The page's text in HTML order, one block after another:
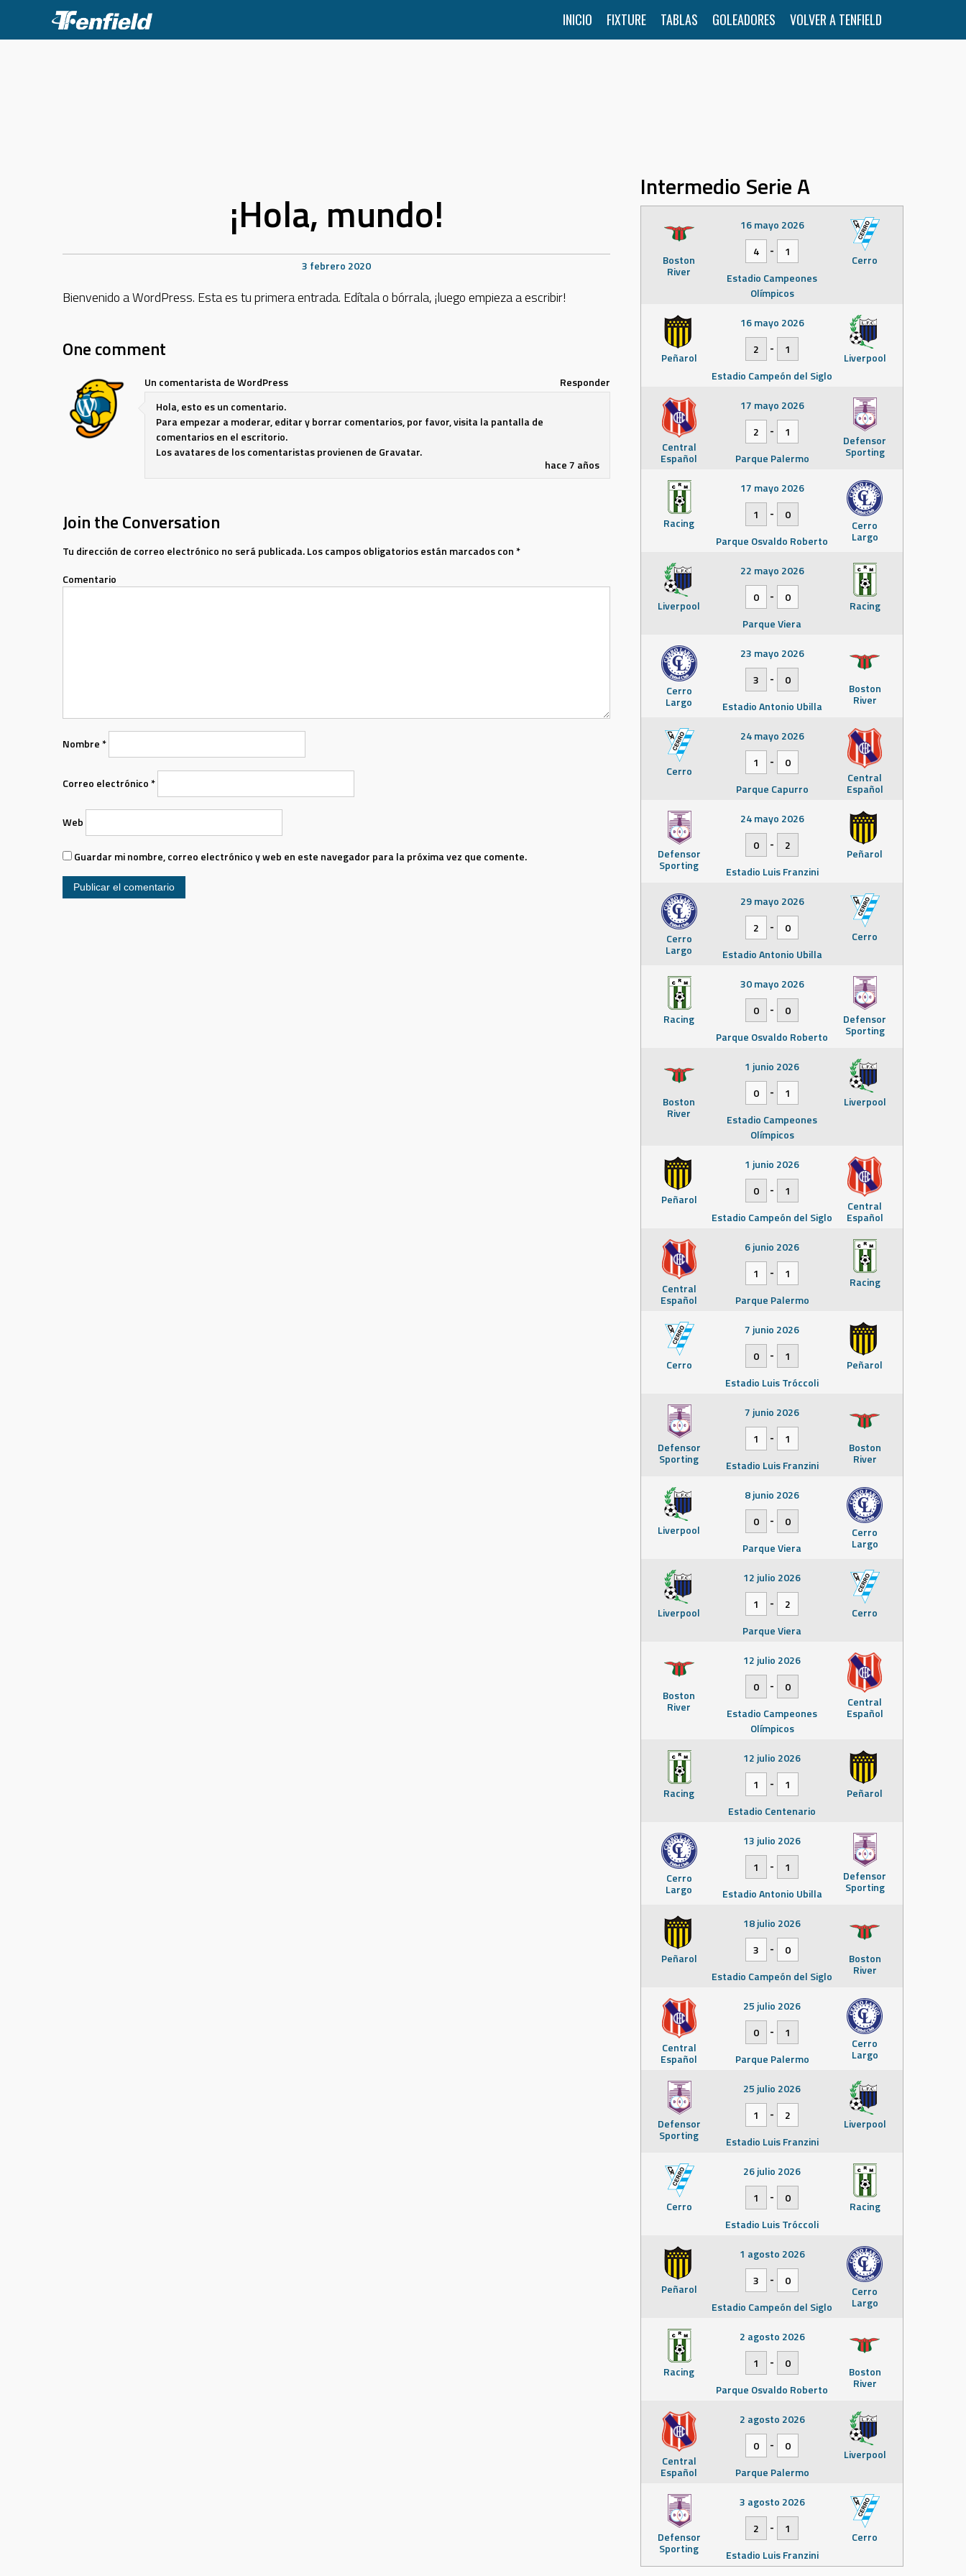
content
INICIO FIXTURE TABLAS GOLEADORES VOLVER A TENFIELD
¡Hola, mundo!
3 febrero 2020
Bienvenido a WordPress. Esta es tu primera entrada. Edítala o bórrala, ¡luego empieza a escribir!
One comment
Un comentarista de WordPress
hace 7 años
Hola, esto es un comentario.
Para empezar a moderar, editar y borrar comentarios, por favor, visita la pantalla de
comentarios en el escritorio.
Los avatares de los comentaristas provienen de Gravatar.
Responder
Join the Conversation
Tu dirección de correo electrónico no será publicada.Los campos obligatorios están marcados con*
Comentario
Nombre*
Correo electrónico*
Web
Guardar mi nombre, correo electrónico y web en este navegador para la próxima vez que comente.
Intermedio Serie A
Boston
River
Cerro
16 mayo 2026
4
-
1
Estadio Campeones
Olímpicos
Peñarol Liverpool
16 mayo 2026
2
-
1
Estadio Campeón del Siglo
Central
Español
Defensor
Sporting
17 mayo 2026
2
-
1
Parque Palermo
Racing Cerro
Largo
17 mayo 2026
1
-
0
Parque Osvaldo Roberto
Liverpool Racing
22 mayo 2026
0
-
0
Parque Viera
Cerro
Largo
Boston
River
23 mayo 2026
3
-
0
Estadio Antonio Ubilla
Cerro Central
Español
24 mayo 2026
1
-
0
Parque Capurro
Defensor
Sporting
Peñarol
24 mayo 2026
0
-
2
Estadio Luis Franzini
Cerro
Largo
Cerro
29 mayo 2026
2
-
0
Estadio Antonio Ubilla
Racing Defensor
Sporting
30 mayo 2026
0
-
0
Parque Osvaldo Roberto
Boston
River
Liverpool
1 junio 2026
0
-
1
Estadio Campeones
Olímpicos
Peñarol Central
Español
1 junio 2026
0
-
1
Estadio Campeón del Siglo
Central
Español
Racing
6 junio 2026
1
-
1
Parque Palermo
Cerro Peñarol
7 junio 2026
0
-
1
Estadio Luis Tróccoli
Defensor
Sporting
Boston
River
7 junio 2026
1
-
1
Estadio Luis Franzini
Liverpool Cerro
Largo
8 junio 2026
0
-
0
Parque Viera
Liverpool Cerro
12 julio 2026
1
-
2
Parque Viera
Boston
River Central
Español
12 julio 2026
0
-
0
Estadio Campeones
Olímpicos
Racing Peñarol
12 julio 2026
1
-
1
Estadio Centenario
Cerro
Largo
Defensor
Sporting
13 julio 2026
1
-
1
Estadio Antonio Ubilla
Peñarol Boston
River
18 julio 2026
3
-
0
Estadio Campeón del Siglo
Central
Español
Cerro
Largo
25 julio 2026
0
-
1
Parque Palermo
Defensor
Sporting
Liverpool
25 julio 2026
1
-
2
Estadio Luis Franzini
Cerro Racing
26 julio 2026
1
-
0
Estadio Luis Tróccoli
Peñarol Cerro
Largo
1 agosto 2026
3
-
0
Estadio Campeón del Siglo
Racing Boston
River
2 agosto 2026
1
-
0
Parque Osvaldo Roberto
Central
Español
Liverpool
2 agosto 2026
0
-
0
Parque Palermo
Defensor
Sporting
Cerro
3 agosto 2026
2
-
1
Estadio Luis Franzini